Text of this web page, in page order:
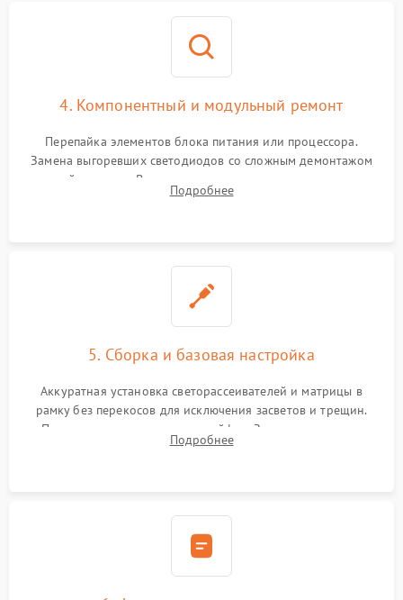
4. Компонентный и модульный ремонт
Перепайка элементов блока питания или процессора.
Замена выгоревших светодиодов со сложным демонтажом
хрупкой матрицы. Восстановление поврежденных дорожек,
прошивка микросхем памяти EEPROM
Подробнее
5. Сборка и базовая настройка
Аккуратная установка светорассеивателей и матрицы в
рамку без перекосов для исключения засветов и трещин.
Подключение внутренних шлейфов. Закрытие корпуса.
Сброс настроек и обновление программного обеспечения.
Подробнее